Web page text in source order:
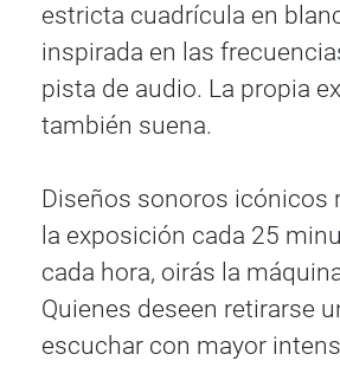
estricta cuadrícula en
inspirada en las
pista de audio. La propia
también suena.
Diseños sonoros icónicos
la exposición cada 25
cada hora, oirás la
Quienes deseen retirarse
escuchar con mayor